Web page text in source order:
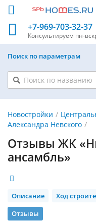
+7-969-703-32-37
Консультируем пн-
Поиск по параметрам
Новостройки
Александра Невского
Отзывы ЖК
ансамбль»
Описание Ход
Отзывы